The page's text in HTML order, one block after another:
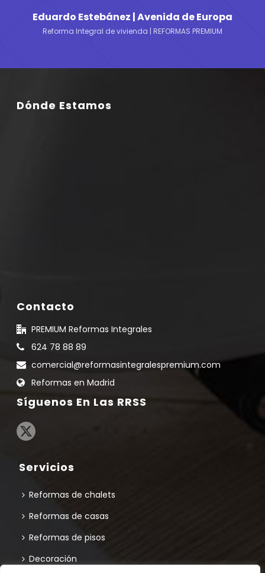
María Jimeno | Avda. de Italia
Reforma Integral de Chalet | REFORMAS PREMIUM
Dónde Estamos
Contacto
PREMIUM Reformas Integrales
624 78 88 89
comercial@reformasintegralespremium.com
Reformas en Madrid
Síguenos En Las RRSS
Servicios
Reformas de chalets
Reformas de casas
Reformas de pisos
Decoración